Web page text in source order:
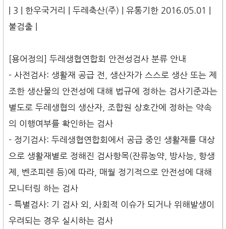
| 3 | 한우국거리 | 두레축산(주) | 유통기한 2016.05.01 |
불검출 |
[용어정의] 두레생협연합회 안전성검사 분류 안내
- 사전검사: 생활재 공급 전, 생산자가 스스로 생산 또는 제
조한 생산물의 안전성에 대해 법규에 정하는 검사기준과는
별도로 두레생협의 생산자, 조합원 상호간에 정하는 약속
의 이행여부를 확인하는 검사
- 정기검사: 두레생협연합회에서 공급 중인 생활재를 대상
으로 생활재별로 정해진 검사항목(잔류농약, 방사능, 항생
제, 벤조피렌 등)에 따라, 매월 정기적으로 안전성에 대해
모니터링 하는 검사
- 특별검사: 기 검사 외, 사회적 이슈가 되거나 위해발생이
우려되는 경우 실시하는 검사